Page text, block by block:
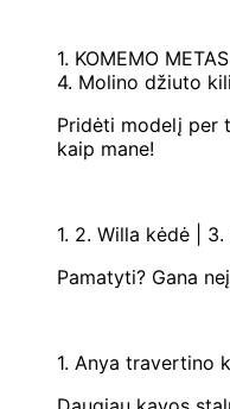
1. KOMEMO
4. Molino džiuto
Pridėti modelį per
kaip mane!
1. 2. Willa kėdė |
Pamatyti? Gana
1. Anya travertino